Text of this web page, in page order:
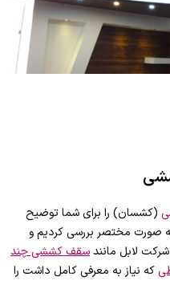
(کشسان) را برای شما توضیح
صورت مختصر بررسی کردیم و
لابل مانندسقف کششی چند
که نیاز به معرفی کامل داشت را